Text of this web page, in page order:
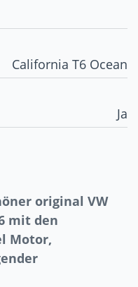
California T6 Ocean
Ja
original VW
mit den
Motor,